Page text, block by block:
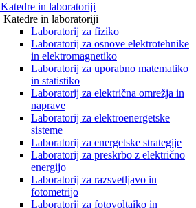
Katedre in laboratoriji
Katedre in laboratoriji
Laboratorij za fiziko
Laboratorij za osnove elektrotehnike
in elektromagnetiko
Laboratorij za uporabno matematiko
in statistiko
Laboratorij za električna omrežja in
naprave
Laboratorij za elektroenergetske
sisteme
Laboratorij za energetske strategije
Laboratorij za preskrbo z električno
energijo
Laboratorij za razsvetljavo in
fotometrijo
Laboratorij za fotovoltaiko in